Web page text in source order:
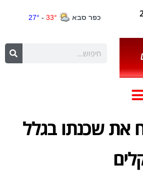
את שכנתו בגלל